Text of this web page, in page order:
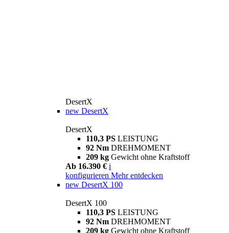
DesertX
new DesertX
DesertX
110,3 PS LEISTUNG
92 Nm DREHMOMENT
209 kg Gewicht ohne Kraftstoff
Ab 16.390 € i
konfigurieren Mehr entdecken
new DesertX 100
DesertX 100
110,3 PS LEISTUNG
92 Nm DREHMOMENT
209 kg Gewicht ohne Kraftstoff